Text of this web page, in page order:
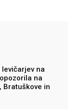
na
na
Bratuškove in